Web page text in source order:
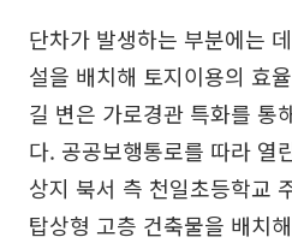
단차가 발생하는 부분에는
설을 배치해 토지이용의 효
길 변은 가로경관 특화를 통
다. 공공보행통로를 따라 열
상지 북서 측 천일초등학교
탑상형 고층 건축물을 배치